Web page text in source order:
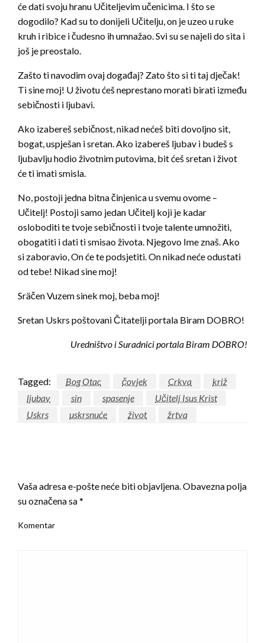
će dati svoju hranu Učiteljevim učenicima. I što se
dogodilo? Kad su to donijeli Učitelju, on je uzeo u ruke
kruh i ribice i čudesno ih umnažao. Svi su se najeli do sita i
još je preostalo.
Zašto ti navodim ovaj događaj? Zato što si ti taj dječak!
Ti sine moj! U životu ćeš neprestano morati birati između
sebičnosti i ljubavi.
Ako izabereš sebičnost, nikad nećeš biti dovoljno sit,
bogat, uspješan i sretan. Ako izabereš ljubav i budeš s
ljubavlju hodio životnim putovima, bit ćeš sretan i život
će ti imati smisla.
No, postoji jedna bitna činjenica u svemu ovome –
Učitelj! Postoji samo jedan Učitelj koji je kadar
osloboditi te tvoje sebičnosti i tvoje talente umnožiti,
obogatiti i dati ti smisao života. Njegovo Ime znaš. Ako
si zaboravio, On će te podsjetiti. On nikad neće odustati
od tebe! Nikad sine moj!
Sräčen Vuzem sinek moj, beba moj!
Sretan Uskrs poštovani Čitatelji portala Biram DOBRO!
Uredništvo i Suradnici portala Biram DOBRO!
Tagged: Bog Otac čovjek Crkva
križ
ljubav
sin spasenje
Učitelj Isus Krist
Uskrs
uskrsnuće život žrtva
Vaša adresa e-pošte neće biti objavljena.Obavezna polja
su označena sa*
Komentar